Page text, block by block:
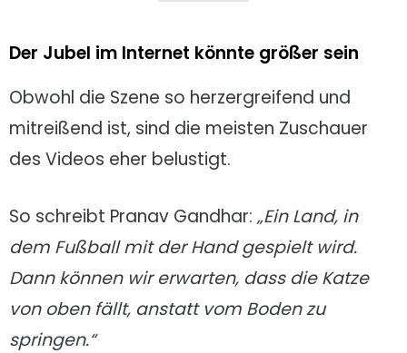
Der Jubel im Internet könnte größer sein
Obwohl die Szene so herzergreifend und
mitreißend ist, sind die meisten Zuschauer
des Videos eher belustigt.
So schreibt Pranav Gandhar: „Ein Land, in
dem Fußball mit der Hand gespielt wird.
Dann können wir erwarten, dass die Katze
von oben fällt, anstatt vom Boden zu
springen.“